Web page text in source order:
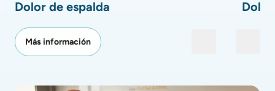
Dolor de espalda
Más información